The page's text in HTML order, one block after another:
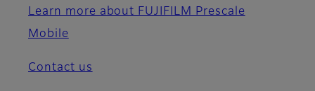
Learn more about FUJIFILM Prescale
Mobile
Contact us